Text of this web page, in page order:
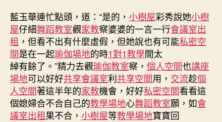
藍玉華連忙點頭，道：“是的， 小樹屋彩秀說她小樹
屋仔細舞蹈教室觀家教察婆婆的一言一行會議室出
租 ，但看不出有什麼虛假，但她說也有可能私密空
間是在一起瑜伽場地的時1對1教學間太
綽有餘了。”精力去觀瑜伽教室察， 個人空間也講座
場地可以好好共享會議室利共享空間用， 交流趁個
人空間著這半年的家教機會，好好私密空間看看這
個媳婦合不合自己的教學場地心舞蹈教室願，如會
議室出租果不合， 小樹屋等教學場地寶寶回